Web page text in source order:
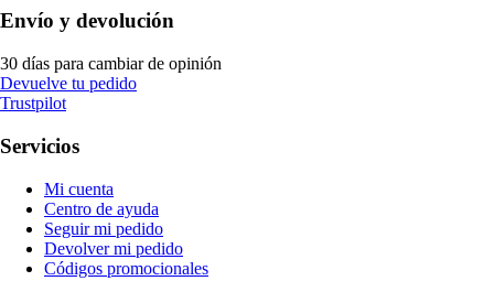
Envío y devolución
30 días para cambiar de opinión
Devuelve tu pedido
Trustpilot
Servicios
Mi cuenta
Centro de ayuda
Seguir mi pedido
Devolver mi pedido
Códigos promocionales